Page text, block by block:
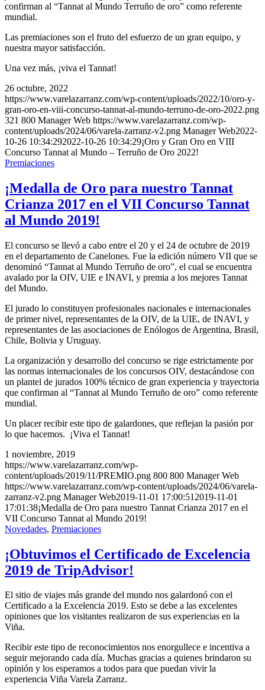
confirman al “Tannat al Mundo Terruño de oro” como referente
mundial.
Las premiaciones son el fruto del esfuerzo de un gran equipo, y
nuestra mayor satisfacción.
Una vez más, ¡viva el Tannat!
26 octubre, 2022
https://www.varelazarranz.com/wp-content/uploads/2022/10/oro-y-
gran-oro-en-viii-concurso-tannat-al-mundo-terruno-de-oro-2022.png
321 800 Manager Web https://www.varelazarranz.com/wp-
content/uploads/2024/06/varela-zarranz-v2.png Manager Web2022-
10-26 10:34:292022-10-26 10:34:29¡Oro y Gran Oro en VIII
Concurso Tannat al Mundo – Terruño de Oro 2022!
Premiaciones
¡Medalla de Oro para nuestro Tannat
Crianza 2017 en el VII Concurso Tannat
al Mundo 2019!
El concurso se llevó a cabo entre el 20 y el 24 de octubre de 2019
en el departamento de Canelones. Fue la edición número VII que se
denominó “Tannat al Mundo Terruño de oro”, el cual se encuentra
avalado por la OIV, UIE e INAVI, y premia a los mejores Tannat
del Mundo.
El jurado lo constituyen profesionales nacionales e internacionales
de primer nivel, representantes de la OIV, de la UIE, de INAVI, y
representantes de las asociaciones de Enólogos de Argentina, Brasil,
Chile, Bolivia y Uruguay.
La organización y desarrollo del concurso se rige estrictamente por
las normas internacionales de los concursos OIV, destacándose con
un plantel de jurados 100% técnico de gran experiencia y trayectoria
que confirman al “Tannat al Mundo Terruño de oro” como referente
mundial.
Un placer recibir este tipo de galardones, que reflejan la pasión por
lo que hacemos. ¡Viva el Tannat!
1 noviembre, 2019
https://www.varelazarranz.com/wp-
content/uploads/2019/11/PREMIO.png 800 800 Manager Web
https://www.varelazarranz.com/wp-content/uploads/2024/06/varela-
zarranz-v2.png Manager Web2019-11-01 17:00:51 2019-11-01
17:01:38¡Medalla de Oro para nuestro Tannat Crianza 2017 en el
VII Concurso Tannat al Mundo 2019!
Novedades, Premiaciones
¡Obtuvimos el Certificado de Excelencia
2019 de TripAdvisor!
El sitio de viajes más grande del mundo nos galardonó con el
Certificado a la Excelencia 2019. Esto se debe a las excelentes
opiniones que los visitantes realizaron de sus experiencias en la
Viña.
Recibir este tipo de reconocimientos nos enorgullece e incentiva a
seguir mejorando cada día. Muchas gracias a quienes brindaron su
opinión y los esperamos a todos para que puedan vivir la
experiencia Viña Varela Zarranz.